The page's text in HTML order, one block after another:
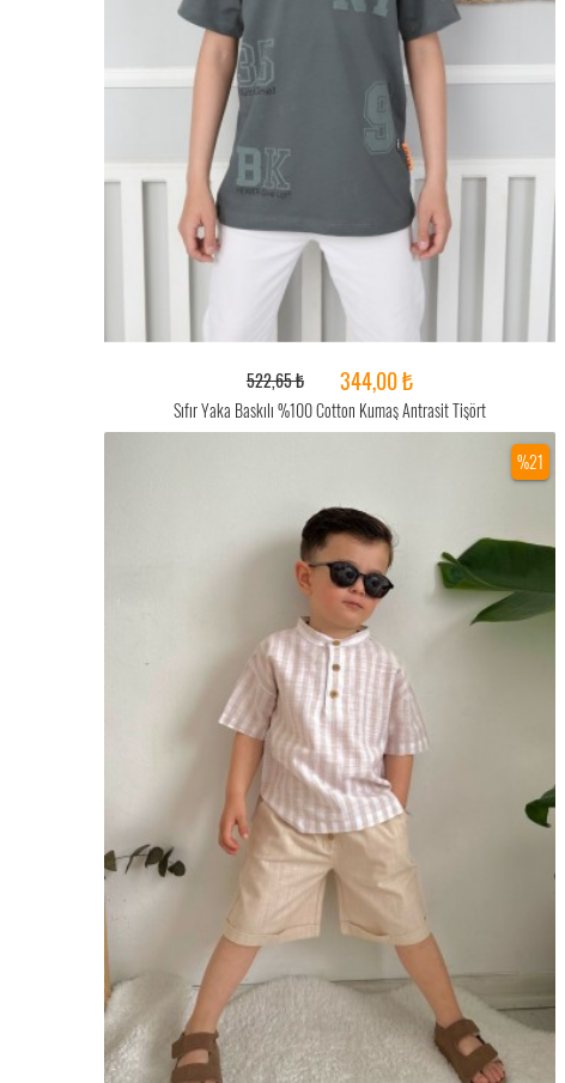
522,65 ₺ 344,00 ₺
Sıfır Yaka Baskılı %100 Cotton Kumaş Antrasit Tişört
%21